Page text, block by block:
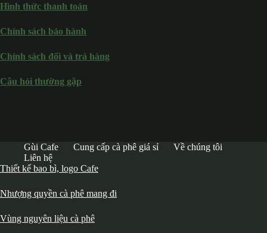
Hình thức thanh toán
Chính sách bảo hành
Chính sách đổi và trả hàng
Câu hỏi thường gặp
Gùi Cafe Cung cấp cà phê giá sỉ
Về chúng tôi
Liên hệ
Thiết kế bao bì, logo Cafe
Nhượng quyền cà phê mang đi
Vùng nguyên liệu cà phê